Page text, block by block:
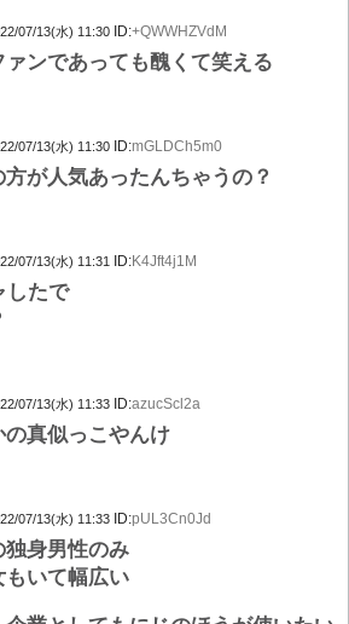
07/13(水) 11:30 ID:+QWWHZVdM
ンであっても醜くて笑える
07/13(水) 11:30 ID:mGLDCh5m0
が人気あったんちゃうの？
07/13(水) 11:31 ID:K4Jft4j1M
したで
07/13(水) 11:33 ID:azucScl2a
真似っこやんけ
07/13(水) 11:33 ID:pUL3Cn0Jd
身男性のみ
いて幅広い